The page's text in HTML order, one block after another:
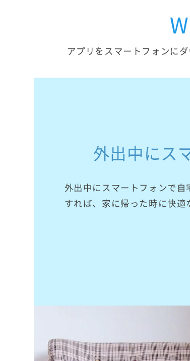
アプリをスマートフォンに
外出中にス
外出中にスマートフォンで
すれば、家に帰った時に快適